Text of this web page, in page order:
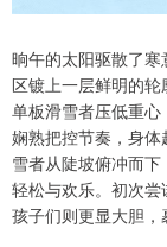
晌午的太阳驱散了
区镀上一层鲜明的轮
单板滑雪者压低重
娴熟把控节奏，身
雪者从陡坡俯冲而
轻松与欢乐。初次尝
孩子们则更显大胆，